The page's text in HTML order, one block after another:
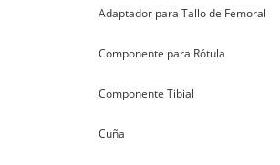
Adaptador para Tallo de Femoral
Componente para Rótula
Componente Tibial
Cuña